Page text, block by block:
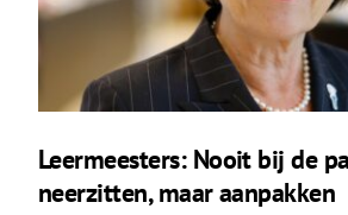
Leermeesters: Nooit bij de
neerzitten, maar aanpakken